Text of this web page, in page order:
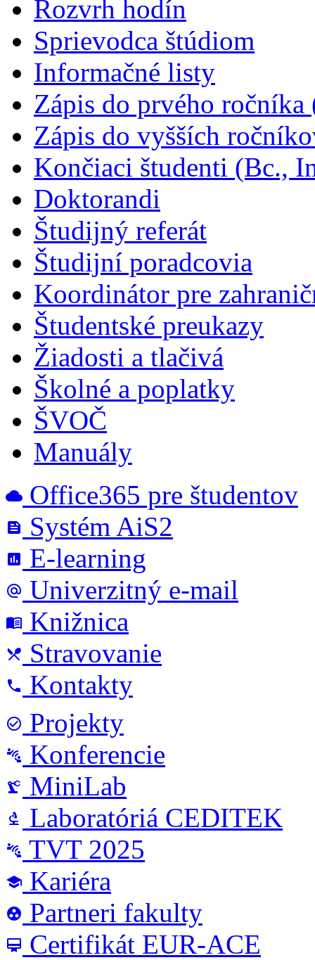
Rozvrh hodín
Sprievodca štúdiom
Informačné listy
Zápis do prvého
Zápis do vyšších
Končiaci študenti (Bc.,
Doktorandi
Študijný referát
Študijní poradcovia
Koordinátor pre
Študentské preukazy
Žiadosti a tlačivá
Školné a poplatky
ŠVOČ
Manuály
cloud Office365 pre študentov
feed Systém AiS2
poll E-learning
alternate_email Univerzitný e-mail
menu_book Knižnica
local_dining Stravovanie
phone Kontakty
check_circle_outline Projekty
connect_without_contact Konferencie
precision_manufacturing MiniLab
biotech Laboratóriá CEDITEK
connect_without_contact TVT 2025
school Kariéra
group_work Partneri fakulty
card_membership Certifikát EUR-ACE